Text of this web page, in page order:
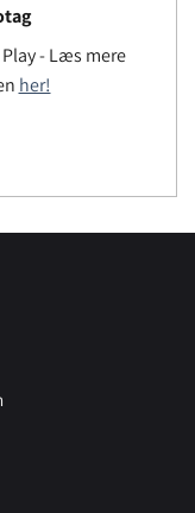
- Læs mere
her!